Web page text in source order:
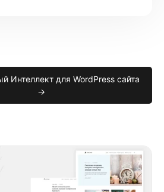
Интеллект для WordPress сайта
→